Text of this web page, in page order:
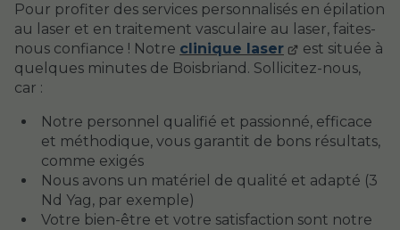
Pour profiter des services personnalisés en épilation
au laser et en traitement vasculaire au laser, faites-
nous confiance ! Notre clinique laser
est située à
quelques minutes de Boisbriand. Sollicitez-nous,
car :
Notre personnel qualifié et passionné, efficace
et méthodique, vous garantit de bons résultats,
comme exigés
Nous avons un matériel de qualité et adapté (3
Nd Yag, par exemple)
Votre bien-être et votre satisfaction sont notre